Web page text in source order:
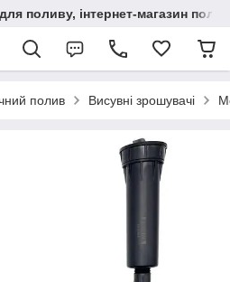
поливу, інтернет-магазин
полив Висувні зрошувачі